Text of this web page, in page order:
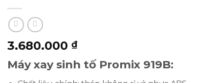
3.680.000 ₫
Máy xay sinh tố Promix 919B: